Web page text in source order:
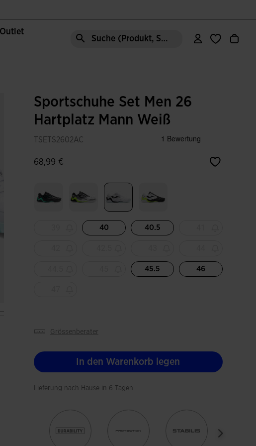
Outlet
Suche (Produkt, Stil, Bereich, etc.)
Sportschuhe Set Men 26
Hartplatz Mann Weiß
TSETS2602AC
68,99 €
40 40.5
45.5 46
grössenberater
In den Warenkorb legen
Lieferung nach Hause in 6 Tagen